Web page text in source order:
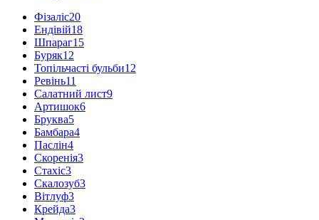
Фізаліс20
Ендівій18
Шпараг15
Буряк12
Топільчасті бульби12
Ревінь11
Салатний лист9
Артишок6
Бруква5
Бамбара4
Паслін4
Скоренія3
Стахіс3
Скалозуб3
Вітлуф3
Крейда3